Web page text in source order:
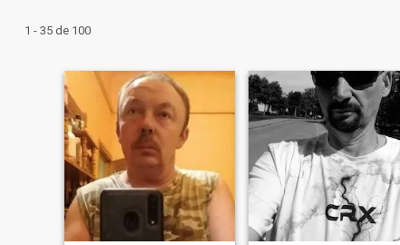
1 - 35 de 100